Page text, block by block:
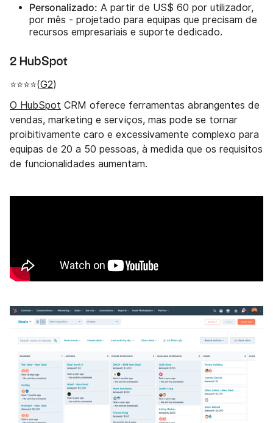
Personalizado: A partir de US$ 60 por utilizador,
por mês - projetado para equipas que precisam de
recursos empresariais e suporte dedicado.
2 HubSpot
⭐⭐⭐⭐(G2)
O HubSpot CRM oferece ferramentas abrangentes de
vendas, marketing e serviços, mas pode se tornar
proibitivamente caro e excessivamente complexo para
equipas de 20 a 50 pessoas, à medida que os requisitos
de funcionalidades aumentam.